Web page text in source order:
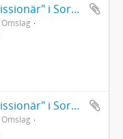
Andreas Alenius. "Missionär" i Sorsele. Kyrkoherde i Arvidsjaur (manuskript 1)
Omslag
Andreas Alenius. "Missionär" i Sorsele. Kyrkoherde i Arvidsjaur (manuskript 2)
Omslag